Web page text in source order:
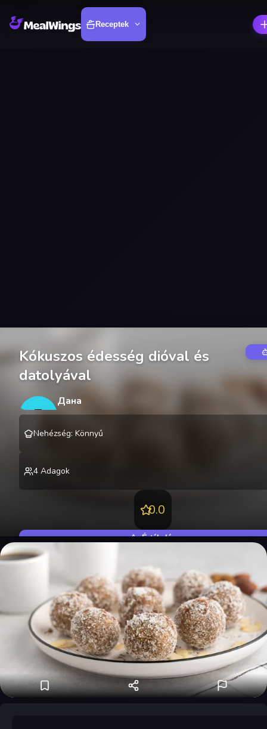
Receptek
Kókuszos édesség dióval és
datolyával
Д
Дана
Nehézség: Könnyű
4 Adagok
0.0
Értékelés